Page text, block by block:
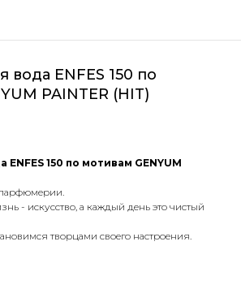
ENFES 150 по
PAINTER (HIT)
150 по мотивам GENYUM
- искусство, а каждый день это чистый
творцами своего настроения.